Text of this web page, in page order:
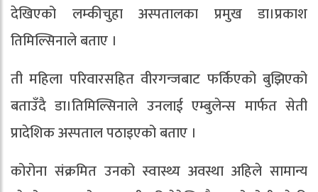
देखिएको लम्कीचुहा अस्पतालका प्रमुख डा।प्रकाश
तिमिल्सिनाले बताए ।
ती महिला परिवारसहित वीरगन्जबाट फर्किएको बुझिएको
बताउँदै डा।तिमिल्सिनाले उनलाई एम्बुलेन्स मार्फत सेती
प्रादेशिक अस्पताल पठाइएको बताए ।
कोरोना संक्रमित उनको स्वास्थ्य अवस्था अहिले सामान्य